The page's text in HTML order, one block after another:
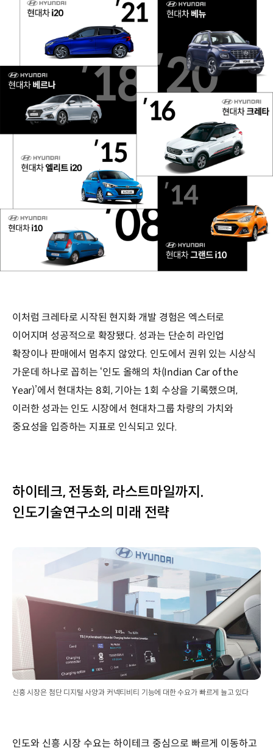
이처럼 크레타로 시작된 현지화 개발 경험은 엑스터로
이어지며 성공적으로 확장됐다. 성과는 단순히 라인업
확장이나 판매에서 멈추지 않았다. 인도에서 권위 있는 시상식
가운데 하나로 꼽히는 ‘인도 올해의 차(Indian Car of the
Year)’에서 현대차는 8회, 기아는 1회 수상을 기록했으며,
이러한 성과는 인도 시장에서 현대차그룹 차량의 가치와
중요성을 입증하는 지표로 인식되고 있다.
하이테크, 전동화, 라스트마일까지.
인도기술연구소의 미래 전략
신흥 시장은 첨단 디지털 사양과 커넥티비티 기능에 대한 수요가 빠르게 늘고 있다
인도와 신흥 시장 수요는 하이테크 중심으로 빠르게 이동하고